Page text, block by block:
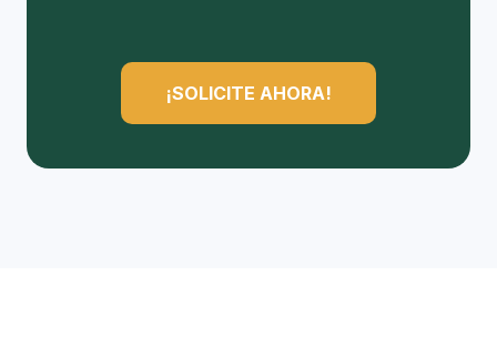
¡SOLICITE AHORA!